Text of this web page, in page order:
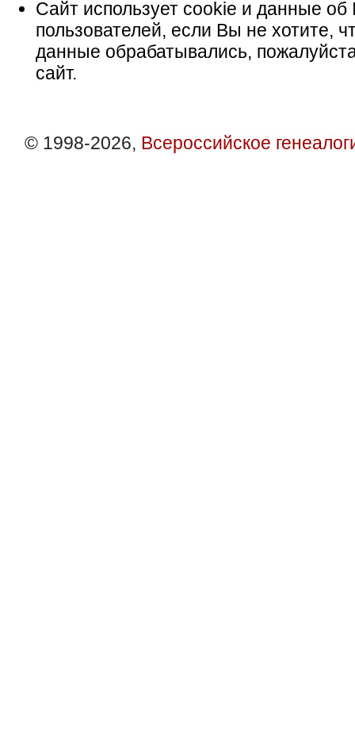
Сайт использует cookie и данные об
пользователей, если Вы не хотите,
данные обрабатывались,
сайт.
© 1998-2026, Всероссийское